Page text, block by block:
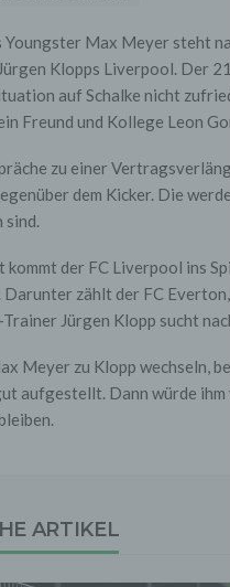
Youngster Max Meyer steht
Klopps Liverpool. Der
auf Schalke nicht
Freund und Kollege Leon
zu einer
dem Kicker. Die
sind.
kommt der FC Liverpool ins
Darunter zählt der FC
Trainer Jürgen Klopp sucht
Meyer zu Klopp wechseln,
aufgestellt. Dann würde ihm
ARTIKEL